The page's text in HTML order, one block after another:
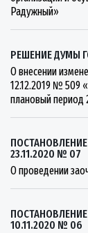
Радужный»
РЕШЕНИЕ ДУМЫ
О внесении
12.12.2019 № 509
плановый период
23.11.2020 № 07
О проведении
10.11.2020 № 06